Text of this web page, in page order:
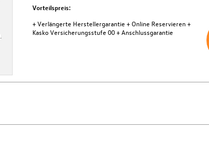
Weitere Informationen
Vorteilspreis:
+ Verlängerte Herstellergarantie + Online Reservieren+
Kasko Versicherungsstufe 00+ Anschlussgarantie